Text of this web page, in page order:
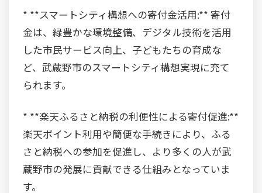
* **スマートシティ構想への寄付金活用:** 寄付
金は、緑豊かな環境整備、デジタル技術を活用
した市民サービス向上、子どもたちの育成な
ど、武蔵野市のスマートシティ構想実現に充て
られます。
* **楽天ふるさと納税の利便性による寄付促進:**
楽天ポイント利用や簡便な手続きにより、ふる
さと納税への参加を促進し、より多くの人が武
蔵野市の発展に貢献できる仕組みとなっていま
す。